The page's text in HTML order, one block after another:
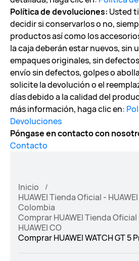
Política de devoluciones: Usted
decidir si conservarlos o no,
productos así como los
la caja deberán estar nuevos, sin
empaques originales, sin
envío sin defectos, golpes o
solicite la devolución o el
días debido a la calidad del
más información, haga clic en:
Devoluciones
Póngase en contacto con
Contacto
Inicio
HUAWEI Tienda Oficial -
Colombia
Comprar HUAWEI Tienda
HUAWEI CO
Comprar HUAWEI WATCH GT 5